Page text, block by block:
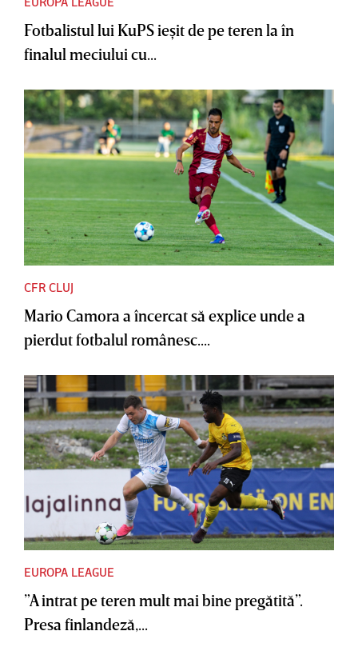
Fotbalistul lui KuPS ieşit de pe teren la în
finalul meciului cu...
CFR CLUJ
Mario Camora a încercat să explice unde a
pierdut fotbalul românesc....
EUROPA LEAGUE
”A intrat pe teren mult mai bine pregătită”.
Presa finlandeză,...